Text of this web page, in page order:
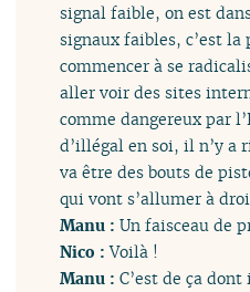
signal faible, on est
signaux faibles, c’est la
commencer à se
aller voir des sites
comme dangereux par
d’illégal en soi, il n’y a
va être des bouts de
qui vont s’allumer à
Manu :Un faisceau de
Nico :Voilà !
Manu :C’est de ça dont